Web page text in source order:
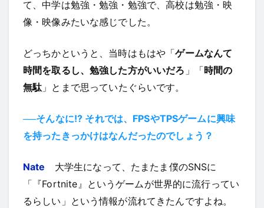
て、中学は勉強・勉強・勉強で、高校は勉強・映
像・映像みたいな感じでした。
どっちかというと、当時はもはや「ゲームなんて
時間を取るし、勉強した方がいいだろ 」「時間の
無駄 」とまで思っていたぐらいです。
──そんなに!? それでは、FPSやTPSゲームに興味
を持ったきっかけはなんだったのでしょう？
Nate 大学生になって、たまたま僕のSNSに
「『Fortnite』というゲームが世界的に流行ってい
るらしい」という情報が流れてきたんですよね。